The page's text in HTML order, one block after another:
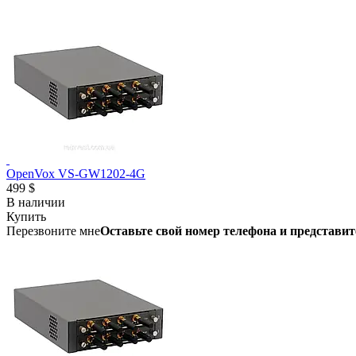
OpenVox VS-GW1202-4G
499 $
В наличии
Купить
Перезвоните мнеОставьте свой номер телефона и